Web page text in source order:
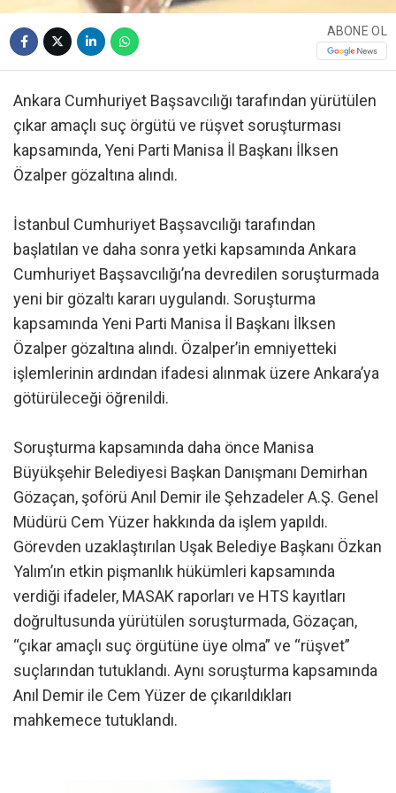
ABONE OL
Ankara Cumhuriyet Başsavcılığı tarafından yürütülen
çıkar amaçlı suç örgütü ve rüşvet soruşturması
kapsamında, Yeni Parti Manisa İl Başkanı İlksen
Özalper gözaltına alındı.
İstanbul Cumhuriyet Başsavcılığı tarafından
başlatılan ve daha sonra yetki kapsamında Ankara
Cumhuriyet Başsavcılığı’na devredilen soruşturmada
yeni bir gözaltı kararı uygulandı. Soruşturma
kapsamında Yeni Parti Manisa İl Başkanı İlksen
Özalper gözaltına alındı. Özalper’in emniyetteki
işlemlerinin ardından ifadesi alınmak üzere Ankara’ya
götürüleceği öğrenildi.
Soruşturma kapsamında daha önce Manisa
Büyükşehir Belediyesi Başkan Danışmanı Demirhan
Gözaçan, şoförü Anıl Demir ile Şehzadeler A.Ş. Genel
Müdürü Cem Yüzer hakkında da işlem yapıldı.
Görevden uzaklaştırılan Uşak Belediye Başkanı Özkan
Yalım’ın etkin pişmanlık hükümleri kapsamında
verdiği ifadeler, MASAK raporları ve HTS kayıtları
doğrultusunda yürütülen soruşturmada, Gözaçan,
“çıkar amaçlı suç örgütüne üye olma” ve “rüşvet”
suçlarından tutuklandı. Aynı soruşturma kapsamında
Anıl Demir ile Cem Yüzer de çıkarıldıkları
mahkemece tutuklandı.